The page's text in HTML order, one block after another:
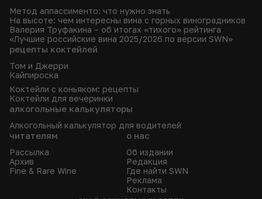
Метод аппассименто: что нужно знать
На высоте: чем интересны вина с горных виноградников
Валерия Труфакина – об итогах «тихого» рейтинга
«Лучшие российские вина 2025/2026 по версии SWN»
рецепты коктейлей
Том и Джерри
Кайпироска
Коктейли с коньяком: рецепты
Коктейли для вечеринки
алкогольные калькуляторы
Алкогольный калькулятор для водителей
читателям
Рассылка
Архив
Fine & Rare Wine
о нас
Об издании
Редакция
Где найти SWN
Реклама
Контакты